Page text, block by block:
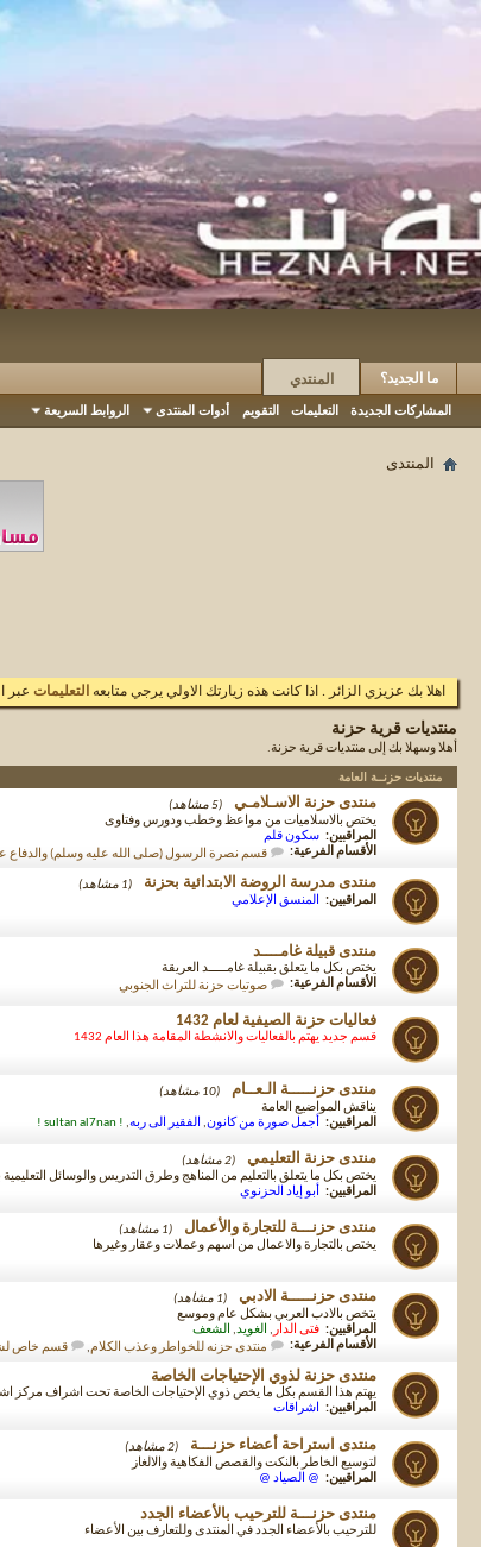
ما الجديد؟ المنتدي
المشاركات الجديدة التعليمات التقويم أدوات المنتدى الروابط السريعة
المنتدى
اهلا بك عزيزي الزائر . اذا كانت هذه زيارتك الاولي يرجي متابعه التعليمات عبر
منتديات قرية حزنة
أهلا وسهلا بك إلى منتديات قرية حزنة.
منتديات حزنــة العامة
منتدى حزنة الاسـلامـي
(5 مشاهد)
يختص بالاسلاميات من مواعظ وخطب ودورس وفتاوى
المراقبين: سكون قلم
الأقسام الفرعية:
قسم نصرة الرسول (صلى الله عليه وسلم) والدفاع
منتدى مدرسة الروضة الابتدائية بحزنة
(1 مشاهد)
المراقبين:
المنسق الإعلامي
منتدى قبيلة غامــــد
يختص بكل ما يتعلق بقبيلة غامـــــد العريقة
الأقسام الفرعية:
صوتيات حزنة للتراث الجنوبي
فعاليات حزنة الصيفية لعام 1432
قسم جديد يهتم بالفعاليات والانشطة المقامة هذا العام 1432
منتدى حزنـــــة الـعــام
(10 مشاهد)
يناقش المواضيع العامة
المراقبين:
أجمل صورة من كانون, الفقير الى ربه,
! sultan al7nan !
منتدى حزنة التعليمي
(2 مشاهد)
يختص بكل ما يتعلق بالتعليم من المناهج وطرق التدريس والوسائل التعليمية
المراقبين:
أبو إياد الحزنوي
منتدى حزنـــة للتجارة والأعمال
(1 مشاهد)
يختص بالتجارة والاعمال من اسهم وعملات وعقار وغيرها
منتدى حزنـــــة الادبي
(1 مشاهد)
يتخص بالادب العربي بشكل عام وموسع
المراقبين: فتى الدار , الغويد, الشعف
الأقسام الفرعية:
منتدى حزنه للخواطر وعذب الكلام, قسم خاص
منتدى حزنة لذوي الإحتياجات الخاصة
يهتم هذا القسم بكل ما يخص ذوي الإحتياجات الخاصة تحت اشراف مركز
المراقبين:
اشراقات
منتدى استراحة أعضاء حزنـــة
(2 مشاهد)
لتوسيع الخاطر بالنكت والقصص الفكاهية والالغاز
المراقبين: @ الصياد @
منتدى حزنـــة للترحيب بالأعضاء الجدد
للترحيب بالأعضاء الجدد في المنتدى وللتعارف بين الأعضاء